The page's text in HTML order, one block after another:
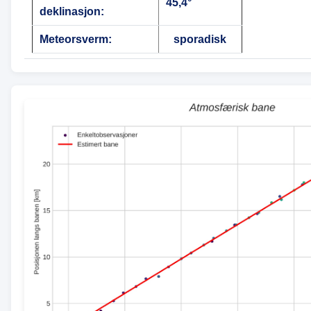
deklinasjon:
45,4°
Meteorsverm: sporadisk